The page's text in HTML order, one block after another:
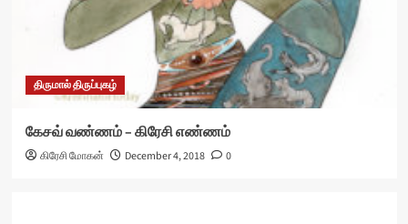
திருமால் திருப்புகழ்
கேசவ் வண்ணம் – கிரேசி எண்ணம்
கிரேசி மோகன் December 4, 2018 0